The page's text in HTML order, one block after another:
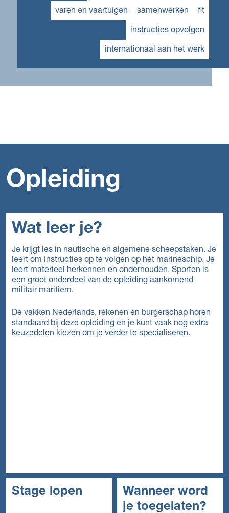
varen en vaartuigen samenwerken fit
instructies opvolgen
internationaal aan het werk
Opleiding
Wat leer je?
Je krijgt les in nautische en algemene scheepstaken. Je
leert om instructies op te volgen op het marineschip. Je
leert materieel herkennen en onderhouden. Sporten is
een groot onderdeel van de opleiding aankomend
militair maritiem.
De vakken Nederlands, rekenen en burgerschap horen
standaard bij deze opleiding en je kunt vaak nog extra
keuzedelen kiezen om je verder te specialiseren.
Stage lopen
Wanneer word
je toegelaten?